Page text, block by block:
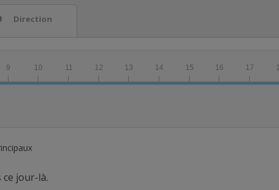
Direction
9 10 11 12 13 14 15 16 17
jour-là.